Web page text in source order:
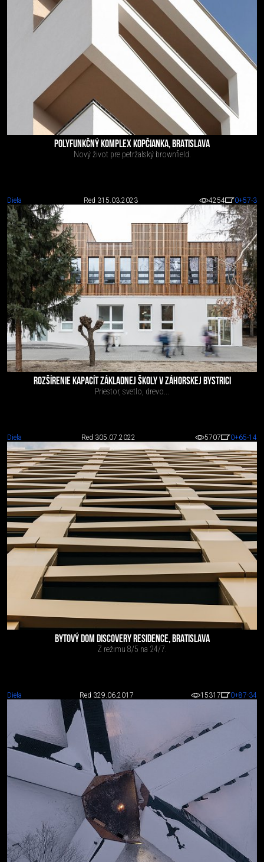
POLYFUNKČNÝ KOMPLEX KOPČIANKA, BRATISLAVA
Nový život pre petržalský brownfield.
Diela Red 315.03.2023 4254 0+57-3
ROZŠÍRENIE KAPACÍT ZÁKLADNEJ ŠKOLY V ZÁHORSKEJ BYSTRICI
Priestor, svetlo, drevo...
Diela Red 305.07.2022 5707 0+65-14
BYTOVÝ DOM DISCOVERY RESIDENCE, BRATISLAVA
Z režimu 8/5 na 24/7.
Diela Red 329.06.2017 15317 0+87-34